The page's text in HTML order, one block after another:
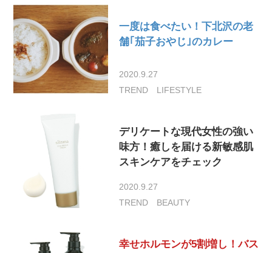
一度は食べたい！下北沢の老
舗｢茄子おやじ｣のカレー
2020.9.27
TREND
LIFESTYLE
デリケートな現代女性の強い
味方！癒しを届ける新敏感肌
スキンケアをチェック
2020.9.27
TREND
BEAUTY
幸せホルモンが5割増し！バス